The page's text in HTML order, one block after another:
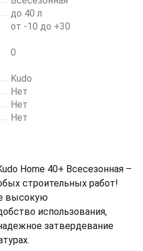
до 40 л
от -10 до +30
0
Kudo
Нет
Нет
Нет
Home 40+ Всесезонная –
строительных работ!
высокую
использования,
затвердевание